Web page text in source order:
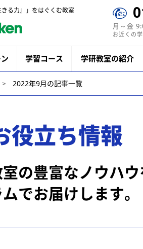
きる力』」をはぐくむ教室
月～金
お近くの
学習コース 学研教室の紹介
2022年9月の記事一覧
役立ち情報
の豊富なノウハ
でお届けします。